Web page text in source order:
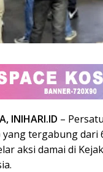
INIHARI.ID –
yang tergabung dari
aksi damai di